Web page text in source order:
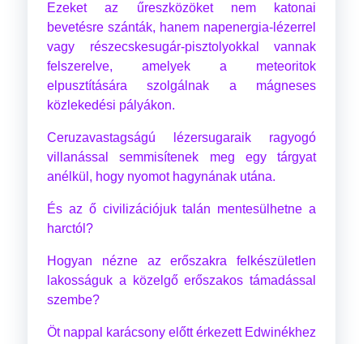
Ezeket az űreszközöket nem katonai
bevetésre szánták, hanem napenergia-lézerrel
vagy részecskesugár-pisztolyokkal vannak
felszerelve, amelyek a meteoritok
elpusztítására szolgálnak a mágneses
közlekedési pályákon.
Ceruzavastagságú lézersugaraik ragyogó
villanással semmisítenek meg egy tárgyat
anélkül, hogy nyomot hagynának utána.
És az ő civilizációjuk talán mentesülhetne a
harctól?
Hogyan nézne az erőszakra felkészületlen
lakosságuk a közelgő erőszakos támadással
szembe?
Öt nappal karácsony előtt érkezett Edwinékhez